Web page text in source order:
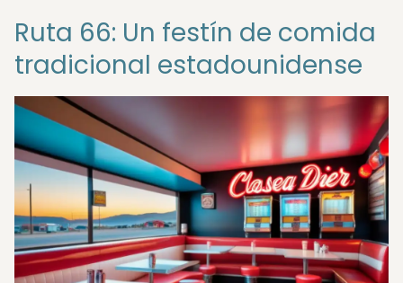
Ruta 66: Un festín de comida
tradicional estadounidense